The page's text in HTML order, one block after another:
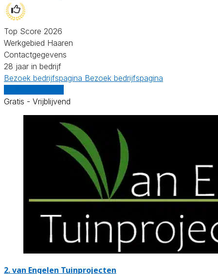
Top Score 2026
Werkgebied Haaren
Contactgegevens
28 jaar in bedrijf
Bezoek bedrijfspagina Bezoek bedrijfspagina
Gratis - Vrijblijvend
2.van Engelen Tuinprojecten